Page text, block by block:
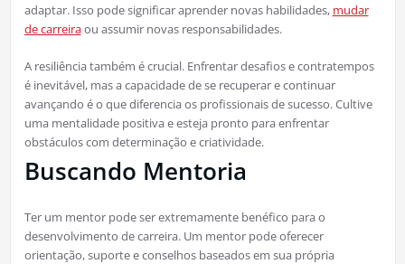
adaptar. Isso pode significar aprender novas habilidades, mudar
de carreiraou assumir novas responsabilidades.
A resiliência também é crucial. Enfrentar desafios e contratempos
é inevitável, mas a capacidade de se recuperar e continuar
avançando é o que diferencia os profissionais de sucesso. Cultive
uma mentalidade positiva e esteja pronto para enfrentar
obstáculos com determinação e criatividade.
Buscando Mentoria
Ter um mentor pode ser extremamente benéfico para o
desenvolvimento de carreira. Um mentor pode oferecer
orientação, suporte e conselhos baseados em sua própria